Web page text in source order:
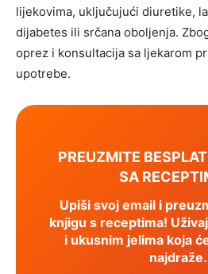
lijekovima, uključujući diuretike,
dijabetes ili srčana oboljenja.
oprez i konsultacija sa ljekarom
upotrebe.
PREUZMITE
SA
Upiši svoj email i
knjigu s receptima!
i ukusnim jelima koja
najdraže.